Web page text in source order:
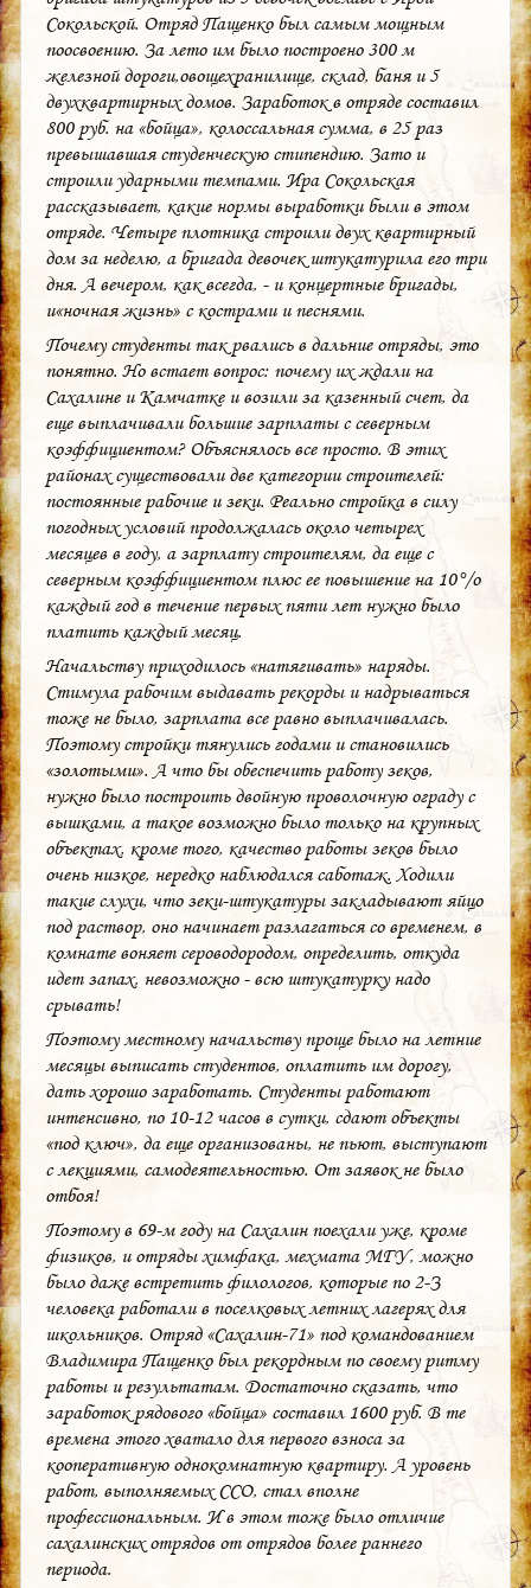
Сокольской. Отряд Пащенко был самым мощным
поосвоению. За лето им было построено 300 м
железной дороги,овощехранилище, склад, баня и 5
двухквартирных домов. Заработок в отряде составил
800 руб. на «бойца», колоссальная сумма, в 25 раз
превышавшая студенческую стипендию. Зато и
строили ударными темпами. Ира Сокольская
рассказывает, какие нормы выработки были в этом
отряде. Четыре плотника строили двух квартирный
дом за неделю, а бригада девочек штукатурила его три
дня. А вечером, как всегда, - и концертные бригады,
и«ночная жизнь» с кострами и песнями.
Почему студенты так рвались в дальние отряды, это
понятно. Но встает вопрос: почему их ждали на
Сахалине и Камчатке и возили за казенный счет, да
еще выплачивали большие зарплаты с северным
коэффициентом? Объяснялось все просто. В этих
районах существовали две категории строителей:
постоянные рабочие и зеки. Реально стройка в силу
погодных условий продолжалась около четырех
месяцев в году, а зарплату строителям, да еще с
северным коэффициентом плюс ее повышение на 10°/о
каждый год в течение первых пяти лет нужно было
платить каждый месяц.
Начальству приходилось «натягивать» наряды.
Стимула рабочим выдавать рекорды и надрываться
тоже не было, зарплата все равно выплачивалась.
Поэтому стройки тянулись годами и становились
«золотыми». А что бы обеспечить работу зеков,
нужно было построить двойную проволочную ограду с
вышками, а такое возможно было только на крупных
объектах, кроме того, качество работы зеков было
очень низкое, нередко наблюдался саботаж. Ходили
такие слухи, что зеки-штукатуры закладывают яйцо
под раствор, оно начинает разлагаться со временем, в
комнате воняет сероводородом, определить, откуда
идет запах, невозможно - всю штукатурку надо
срывать!
Поэтому местному начальству проще было на летние
месяцы выписать студентов, оплатить им дорогy,
дать хорошо заработать. Студенты работают
интенсивно, по 10-12 часов в сутки, сдают объекты
«под ключ», да еще организованы, не пьют, выступают
с лекциями, самодеятельностью. От заявок не было
отбоя!
Поэтому в 69-м году на Сахалин поехали уже, кроме
физиков, и отряды химфака, мехмата МГУ, можно
было даже встретить филологов, которые по 2-З
человека работали в поселковых летних лагерях для
школьников. Отряд «Сахалин-71» под командованием
Владимира Пащенко был рекордным по своему ритму
работы и результатам. Достаточно сказать, что
заработок рядового «бойца» составил 1600 руб. В те
времена этого хватало для первого взноса за
кооперативную однокомнатную квартиру. А уровень
работ, выполняемых ССО, стал вполне
профессиональным. И в этом тоже было отличие
сахалинских отрядов от отрядов более раннего
периода.